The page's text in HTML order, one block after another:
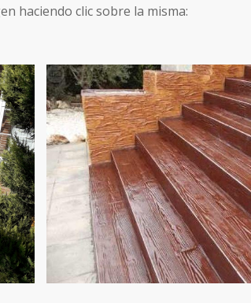
haciendo clic sobre la misma: